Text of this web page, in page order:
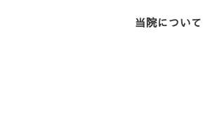
当院について